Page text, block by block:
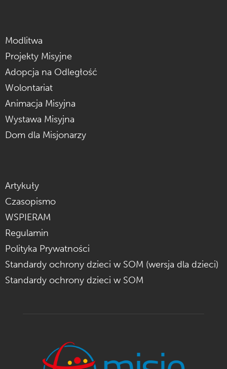
Modlitwa
Projekty Misyjne
Adopcja na Odległość
Wolontariat
Animacja Misyjna
Wystawa Misyjna
Dom dla Misjonarzy
Artykuły
Czasopismo
WSPIERAM
Regulamin
Polityka Prywatności
Standardy ochrony dzieci w SOM (wersja dla dzieci)
Standardy ochrony dzieci w SOM